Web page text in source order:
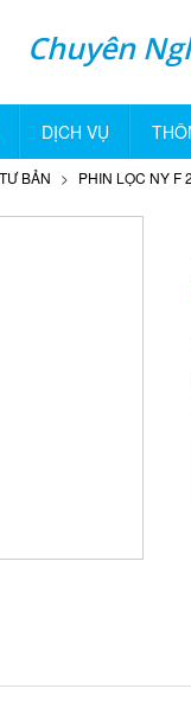
Chuyên
DỊCH VỤ
BẢN PHIN LỌC NY F